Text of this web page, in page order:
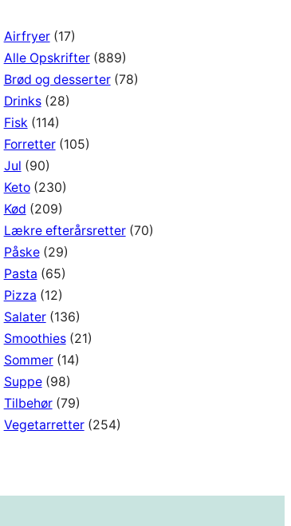
Airfryer(17)
Alle Opskrifter(889)
Brød og desserter(78)
Drinks(28)
Fisk (114)
Forretter(105)
Jul (90)
Keto(230)
Kød (209)
Lækre efterårsretter(70)
Påske(29)
Pasta (65)
Pizza (12)
Salater(136)
Smoothies(21)
Sommer(14)
Suppe(98)
Tilbehør(79)
Vegetarretter(254)